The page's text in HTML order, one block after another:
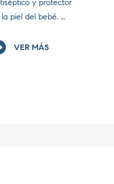
y protector
piel del bebé. ...
VER MÁS